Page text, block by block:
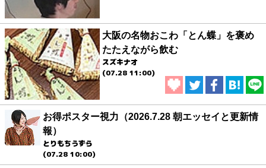
大阪の名物おこわ「とん蝶」を褒め
たたえながら飲む
スズキナオ
(07.28 11:00)
お得ポスター視力（2026.7.28 朝エッセイと更新情
報）
とりもちうずら
(07.28 10:00)